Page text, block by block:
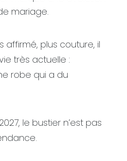
mariage.
affirmé, plus couture, il
très actuelle :
robe qui a du
le bustier n’est pas